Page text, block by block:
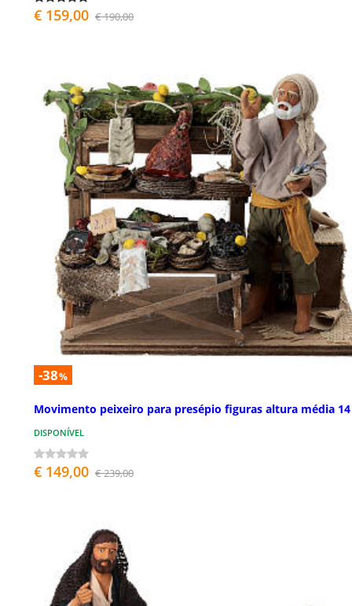
€ 159,00 € 190,00
-38%
Movimento peixeiro para presépio figuras altura média
DISPONÍVEL
€ 149,00 € 239,00